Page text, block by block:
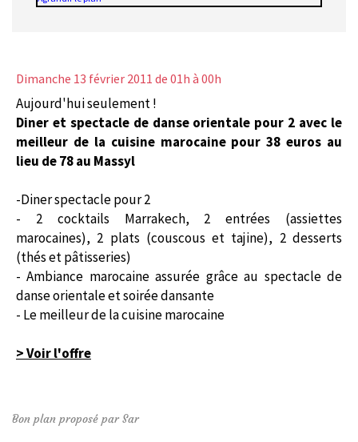
Dimanche 13 février 2011 de 01h à 00h
Aujourd'hui seulement !
Diner et spectacle de danse orientale pour 2 avec le
meilleur de la cuisine marocaine pour 38 euros au
lieu de 78 au Massyl
-Diner spectacle pour 2
- 2 cocktails Marrakech, 2 entrées (assiettes
marocaines), 2 plats (couscous et tajine), 2 desserts
(thés et pâtisseries)
- Ambiance marocaine assurée grâce au spectacle de
danse orientale et soirée dansante
- Le meilleur de la cuisine marocaine
> Voir l'offre
Bon plan proposé par Sar